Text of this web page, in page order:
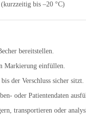
bis –20 °C)
bereitstellen.
Markierung einfüllen.
der Verschluss sicher sitzt.
oder Patientendaten
transportieren oder